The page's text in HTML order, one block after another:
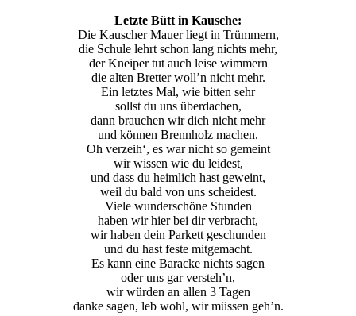
Letzte Bütt in Kausche:
Die Kauscher Mauer liegt in Trümmern,
die Schule lehrt schon lang nichts mehr,
der Kneiper tut auch leise wimmern
die alten Bretter woll’n nicht mehr.
Ein letztes Mal, wie bitten sehr
sollst du uns überdachen,
dann brauchen wir dich nicht mehr
und können Brennholz machen.
Oh verzeih‘, es war nicht so gemeint
wir wissen wie du leidest,
und dass du heimlich hast geweint,
weil du bald von uns scheidest.
Viele wunderschöne Stunden
haben wir hier bei dir verbracht,
wir haben dein Parkett geschunden
und du hast feste mitgemacht.
Es kann eine Baracke nichts sagen
oder uns gar versteh’n,
wir würden an allen 3 Tagen
danke sagen, leb wohl, wir müssen geh’n.